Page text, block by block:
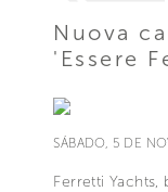
Nuova
'Essere
SÁBADO, 5 DE
Ferretti